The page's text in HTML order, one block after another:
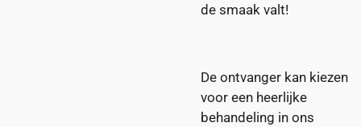
de smaak valt!
De ontvanger kan kiezen
voor een heerlijke
behandeling in ons